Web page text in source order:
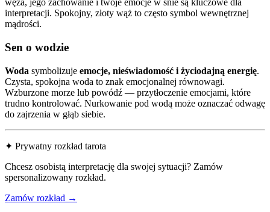
węża, jego zachowanie i twoje emocje w śnie są kluczowe dla
interpretacji. Spokojny, złoty wąż to często symbol wewnętrznej
mądrości.
Sen o wodzie
Woda symbolizuje emocje, nieświadomość i życiodajną energię.
Czysta, spokojna woda to znak emocjonalnej równowagi.
Wzburzone morze lub powódź — przytłoczenie emocjami, które
trudno kontrolować. Nurkowanie pod wodą może oznaczać odwagę
do zajrzenia w głąb siebie.
✦ Prywatny rozkład tarota
Chcesz osobistą interpretację dla swojej sytuacji? Zamów
spersonalizowany rozkład.
Zamów rozkład →